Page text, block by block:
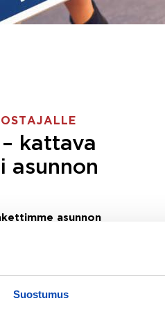
Suostumus
– kattava
asunnon
asunnon
ja etsimme juuri sinulle
nähdä vaivaa sen
puolestasi.